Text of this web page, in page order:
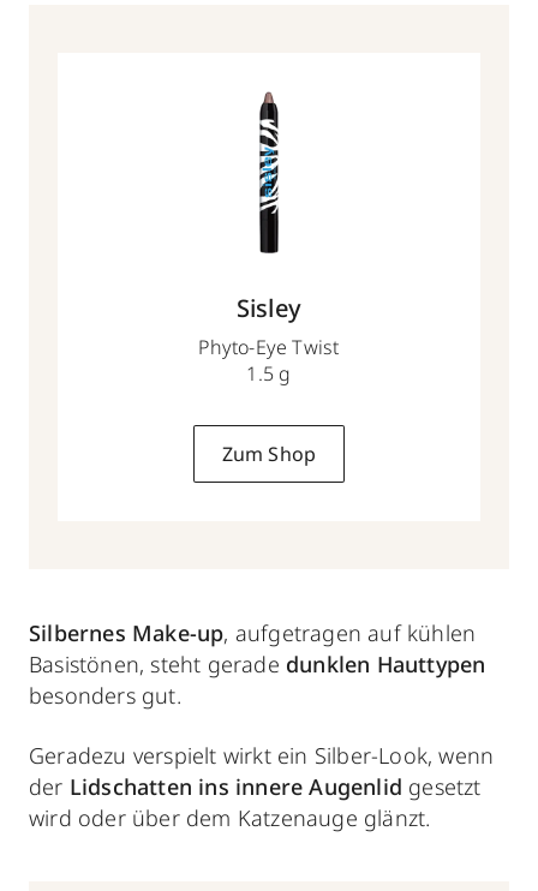
Sisley
Phyto-Eye Twist
1.5 g
Zum Shop
Silbernes Make-up, aufgetragen auf kühlen
Basistönen, steht gerade dunklen Hauttypen
besonders gut.
Geradezu verspielt wirkt ein Silber-Look, wenn
der Lidschatten ins innere Augenlid gesetzt
wird oder über dem Katzenauge glänzt.